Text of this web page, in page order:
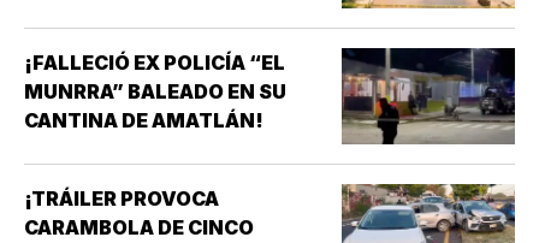
¡FALLECIÓ EX POLICÍA “EL
MUNRRA” BALEADO EN SU
CANTINA DE AMATLÁN!
¡TRÁILER PROVOCA
CARAMBOLA DE CINCO